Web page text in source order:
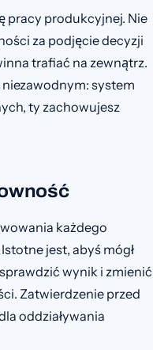
pracy produkcyjnej. Nie
za podjęcie decyzji
trafiać na zewnątrz.
niezawodnym: system
ty zachowujesz
każdego
jest, abyś mógł
wynik i zmienić
Zatwierdzenie przed
oddziaływania